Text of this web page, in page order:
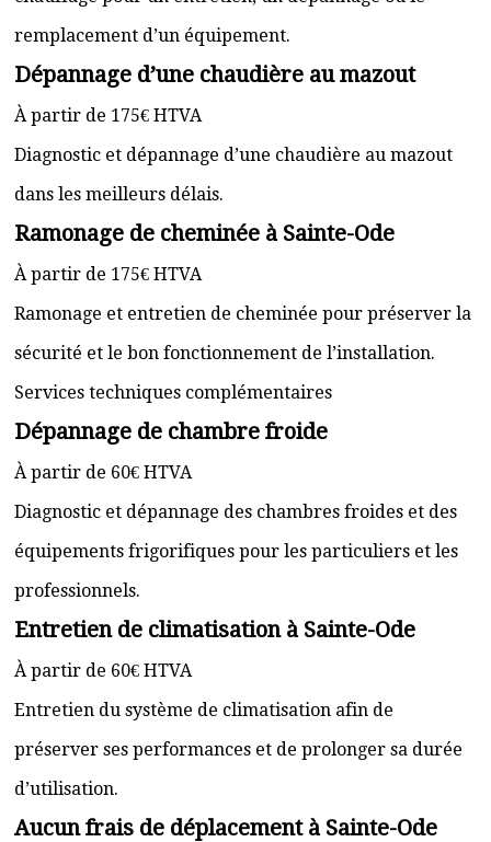
remplacement d’un équipement.
Dépannage d’une chaudière au mazout
À partir de 175€ HTVA
Diagnostic et dépannage d’une chaudière au mazout
dans les meilleurs délais.
Ramonage de cheminée à Sainte-Ode
À partir de 175€ HTVA
Ramonage et entretien de cheminée pour préserver la
sécurité et le bon fonctionnement de l’installation.
Services techniques complémentaires
Dépannage de chambre froide
À partir de 60€ HTVA
Diagnostic et dépannage des chambres froides et des
équipements frigorifiques pour les particuliers et les
professionnels.
Entretien de climatisation à Sainte-Ode
À partir de 60€ HTVA
Entretien du système de climatisation afin de
préserver ses performances et de prolonger sa durée
d’utilisation.
Aucun frais de déplacement à Sainte-Ode